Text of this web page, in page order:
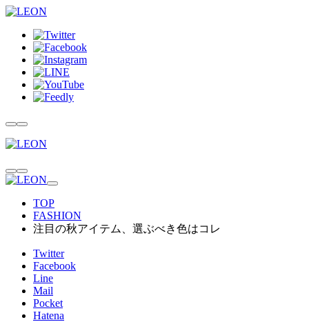
TOP
FASHION
注目の秋アイテム、選ぶべき色はコレ
Twitter
Facebook
Line
Mail
Pocket
Hatena